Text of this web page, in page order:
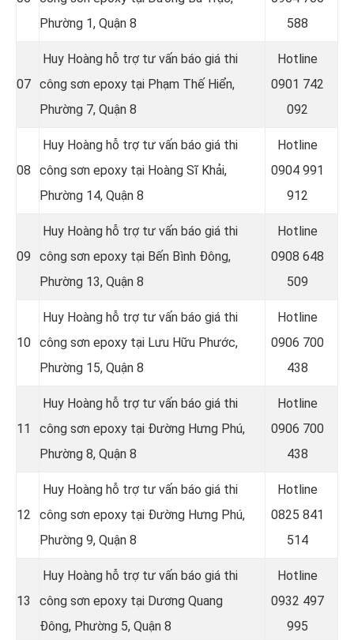
Phường 1, Quận 8
588
07
Huy Hoàng hỗ trợ tư vấn báo giá thi
công sơn epoxy tại Phạm Thế Hiển,
Phường 7, Quận 8
Hotline
0901 742
092
08
Huy Hoàng hỗ trợ tư vấn báo giá thi
công sơn epoxy tại Hoàng Sĩ Khải,
Phường 14, Quận 8
Hotline
0904 991
912
09
Huy Hoàng hỗ trợ tư vấn báo giá thi
công sơn epoxy tại Bến Bình Đông,
Phường 13, Quận 8
Hotline
0908 648
509
10
Huy Hoàng hỗ trợ tư vấn báo giá thi
công sơn epoxy tại Lưu Hữu Phước,
Phường 15, Quận 8
Hotline
0906 700
438
11
Huy Hoàng hỗ trợ tư vấn báo giá thi
công sơn epoxy tại Đường Hưng Phú,
Phường 8, Quận 8
Hotline
0906 700
438
12
Huy Hoàng hỗ trợ tư vấn báo giá thi
công sơn epoxy tại Đường Hưng Phú,
Phường 9, Quận 8
Hotline
0825 841
514
13
Huy Hoàng hỗ trợ tư vấn báo giá thi
công sơn epoxy tại Dương Quang
Đông, Phường 5, Quận 8
Hotline
0932 497
995